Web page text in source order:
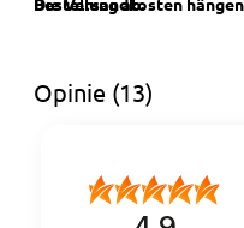
Opinie (13)